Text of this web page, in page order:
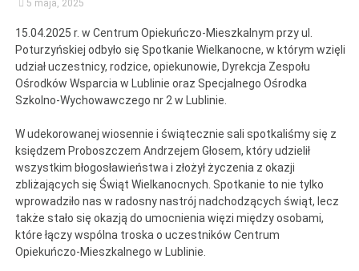
5 maja, 2025
15.04.2025 r. w Centrum Opiekuńczo-Mieszkalnym przy ul.
Poturzyńskiej odbyło się Spotkanie Wielkanocne, w którym wzięli
udział uczestnicy, rodzice, opiekunowie, Dyrekcja Zespołu
Ośrodków Wsparcia w Lublinie oraz Specjalnego Ośrodka
Szkolno-Wychowawczego nr 2 w Lublinie.
W udekorowanej wiosennie i świątecznie sali spotkaliśmy się z
księdzem Proboszczem Andrzejem Głosem, który udzielił
wszystkim błogosławieństwa i złożył życzenia z okazji
zbliżających się Świąt Wielkanocnych. Spotkanie to nie tylko
wprowadziło nas w radosny nastrój nadchodzących świąt, lecz
także stało się okazją do umocnienia więzi między osobami,
które łączy wspólna troska o uczestników Centrum
Opiekuńczo-Mieszkalnego w Lublinie.